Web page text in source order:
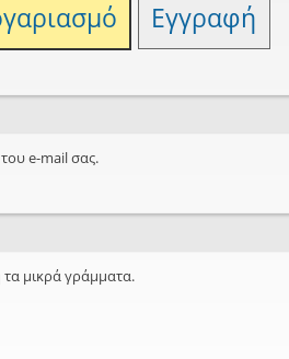
Εγγραφή
του e-mail σας.
τα μικρά γράμματα.